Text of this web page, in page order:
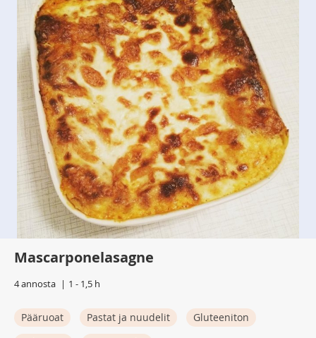
Mascarponelasagne
4 annosta 1 - 1,5 h
Pääruoat Pastat ja nuudelit
Gluteeniton